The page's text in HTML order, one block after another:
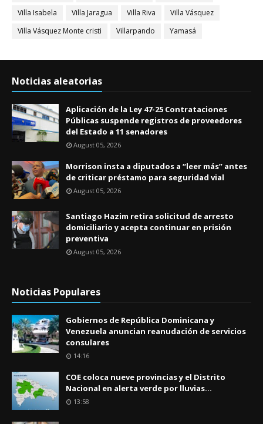
Villa Isabela
Villa Jaragua Villa Riva
Villa Vásquez
Villa Vásquez Monte cristi
Villarpando Yamasá
Noticias aleatorias
Aplicación de la Ley 47-25 Contrataciones
Públicas suspende registros de proveedores
del Estado a 11 senadores
August 05, 2026
Morrison insta a diputados a “leer más” antes
de criticar préstamo para seguridad vial
August 05, 2026
Santiago Hazim retira solicitud de arresto
domiciliario y acepta continuar en prisión
preventiva
August 05, 2026
Noticias Populares
Gobiernos de República Dominicana y
Venezuela anuncian reanudación de servicios
consulares
14:16
COE coloca nueve provincias y el Distrito
Nacional en alerta verde por lluvias...
13:58